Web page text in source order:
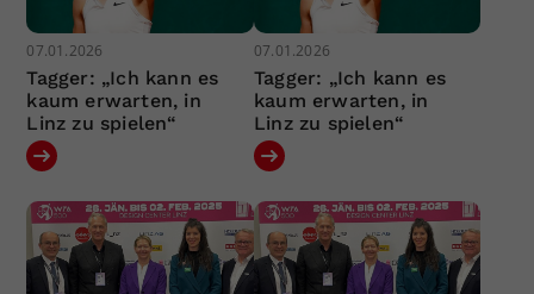
07.01.2026
Tagger: „Ich kann es
kaum erwarten, in
Linz zu spielen“
07.01.2026
Tagger: „Ich kann es
kaum erwarten, in
Linz zu spielen“